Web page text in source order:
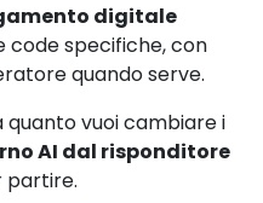
digitale
code specifiche, con
quando serve.
quanto vuoi cambiare i
AI dal risponditore
partire.